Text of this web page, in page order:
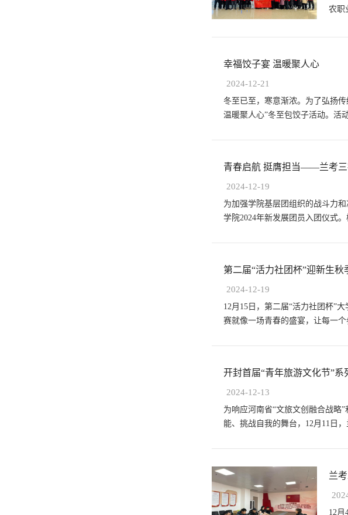
农职
幸福饺子宴 温暖聚人心
2024-12-21
冬至已至，寒意渐浓。为了弘扬
温暖聚人心”冬至包饺子活动。活
青春启航 挺膺担当——兰考三
2024-12-19
为加强学院基层团组织的战斗力
学院2024年新发展团员入团仪式
第二届“活力社团杯”迎新生秋
2024-12-19
12月15日，第二届“活力社团杯”
赛就像一场青春的盛宴，让每一
开封首届“青年旅游文化节”系
2024-12-13
为响应河南省“文旅文创融合战略
能、挑战自我的舞台，12月11日
兰
12月